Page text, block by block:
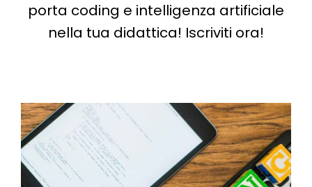
porta coding e intelligenza artificiale
nella tua didattica! Iscriviti ora!